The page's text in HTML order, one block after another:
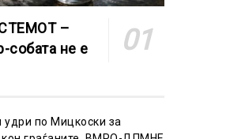
–
собата не е
по Мицкоски за